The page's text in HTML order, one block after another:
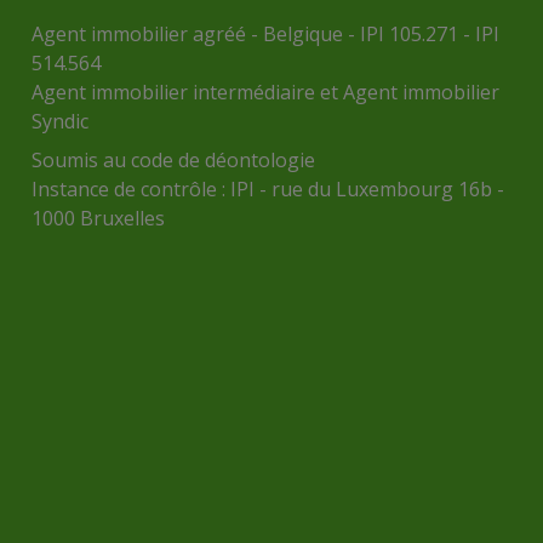
Agent immobilier agréé - Belgique - IPI 105.271 - IPI
514.564
Agent immobilier intermédiaire et Agent immobilier
Syndic
Soumis au code de déontologie
Instance de contrôle : IPI - rue du Luxembourg 16b -
1000 Bruxelles